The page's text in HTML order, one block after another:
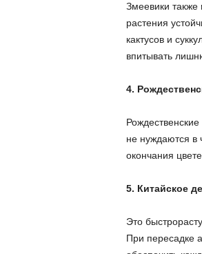
Змеевики также
растения
кактусов и
впитывать
4.
не нуждаются в
окончания
5. Китайское
Это
При пересадке